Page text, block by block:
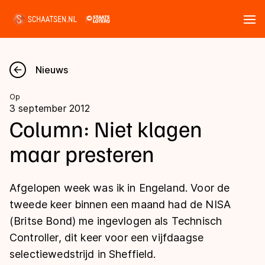
Nieuws
Kalender
Disciplines
Langebaan
Shorttrack
Inlineskaten
Uitslagen
Langebaan
Shorttrack
Marathon
Tijden & historie
Ranglijsten Langebaan
Nieuws
Op
3 september 2012
Column: Niet klagen
maar presteren
Afgelopen week was ik in Engeland. Voor de
tweede keer binnen een maand had de NISA
(Britse Bond) me ingevlogen als Technisch
Controller, dit keer voor een vijfdaagse
selectiewedstrijd in Sheffield.